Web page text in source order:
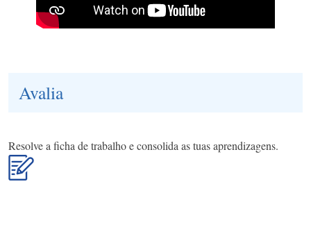
Avalia
Resolve a ficha de trabalho e consolida as tuas aprendizagens.